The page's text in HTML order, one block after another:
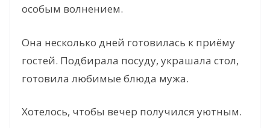
особым волнением.
Она несколько дней готовилась к приёму
гостей. Подбирала посуду, украшала стол,
готовила любимые блюда мужа.
Хотелось, чтобы вечер получился уютным.